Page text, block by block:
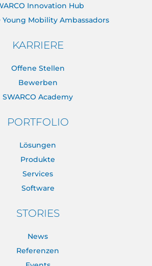
Innovation Hub
Young Mobility Ambassadors
KARRIERE
Offene Stellen
Bewerben
SWARCO Academy
PORTFOLIO
Lösungen
Produkte
Services
Software
STORIES
News
Referenzen